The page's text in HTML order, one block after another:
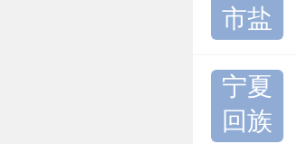
市盐
宁夏
回族